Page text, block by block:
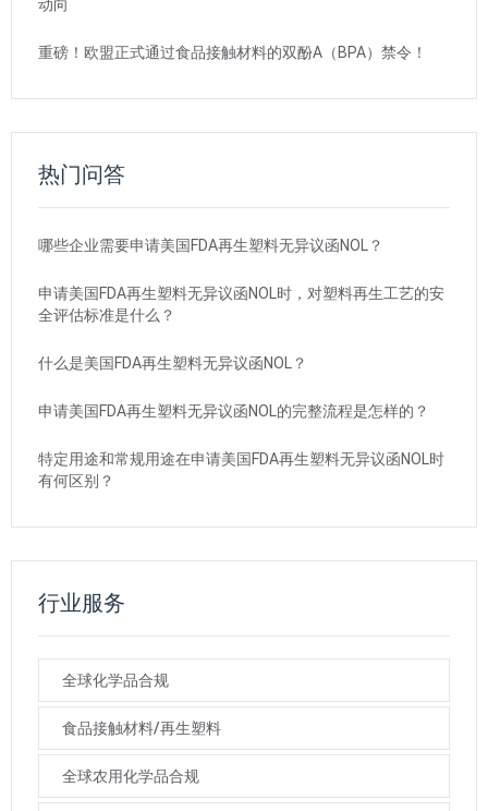
动向
重磅！欧盟正式通过食品接触材料的双酚A（BPA）禁令！
热门问答
哪些企业需要申请美国FDA再生塑料无异议函NOL？
申请美国FDA再生塑料无异议函NOL时，对塑料再生工艺的安
全评估标准是什么？
什么是美国FDA再生塑料无异议函NOL？
申请美国FDA再生塑料无异议函NOL的完整流程是怎样的？
特定用途和常规用途在申请美国FDA再生塑料无异议函NOL时
有何区别？
行业服务
全球化学品合规
食品接触材料/再生塑料
全球农用化学品合规